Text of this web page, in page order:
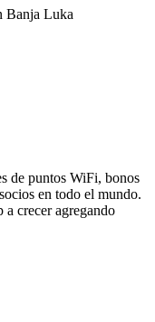
Banja Luka
de puntos WiFi, bonos
en todo el mundo.
crecer agregando